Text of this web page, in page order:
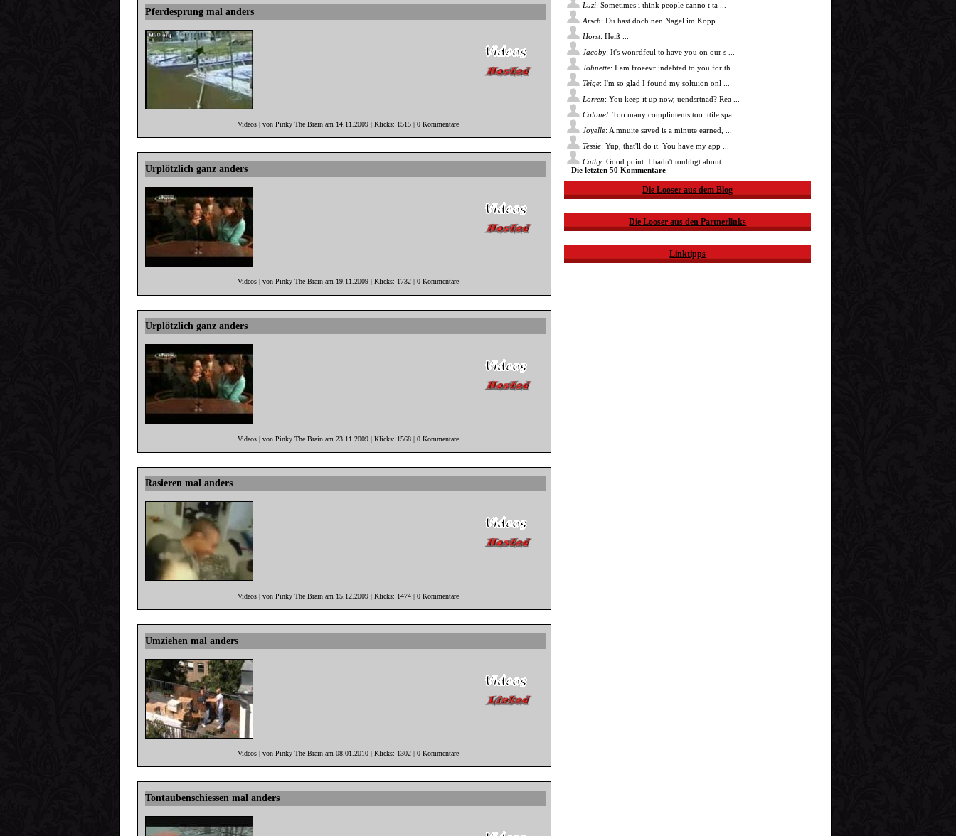
Pferdesprung mal anders
Videos | von Pinky The Brain am 14.11.2009 | Klicks: 1515 | 0 Kommentare
Urplötzlich ganz anders
Videos | von Pinky The Brain am 19.11.2009 | Klicks: 1732 | 0 Kommentare
Urplötzlich ganz anders
Videos | von Pinky The Brain am 23.11.2009 | Klicks: 1568 | 0 Kommentare
Rasieren mal anders
Videos | von Pinky The Brain am 15.12.2009 | Klicks: 1474 | 0 Kommentare
Umziehen mal anders
Videos | von Pinky The Brain am 08.01.2010 | Klicks: 1302 | 0 Kommentare
Tontaubenschiessen mal anders
Luzi: Sometimes i think people canno t ta ...
Arsch: Du hast doch nen Nagel im Kopp ...
Horst: Heiß ...
Jacoby: It's wonrdfeul to have you on our s ...
Johnette: I am froeevr indebted to you for th ...
Teige: I'm so glad I found my soltuion onl ...
Lorren: You keep it up now, uendsrtnad? Rea ...
Colonel: Too many compliments too lttile spa ...
Joyelle: A mnuite saved is a minute earned, ...
Tessie: Yup, that'll do it. You have my app ...
Cathy: Good point. I hadn't touhhgt about ...
- Die letzten 50 Kommentare
Die Looser aus dem Blog
Die Looser aus den Partnerlinks
Linktipps